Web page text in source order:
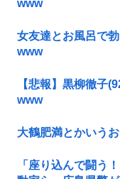
www
女友達とお風呂で
www
【悲報】黒柳徹子
www
大鶴肥満とかいう
「座り込んで闘う